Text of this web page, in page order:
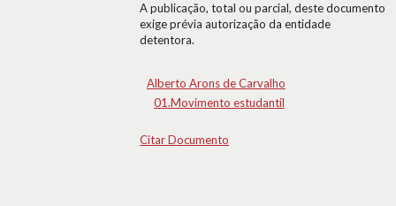
A publicação, total ou parcial, deste documento
exige prévia autorização da entidade
detentora.
Alberto Arons de Carvalho
01.Movimento estudantil
Citar Documento